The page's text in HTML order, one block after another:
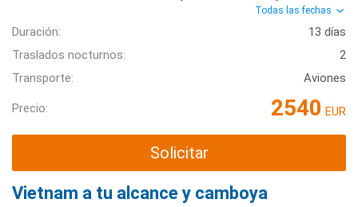
Todas las fechas
Duración:
13 días
Traslados nocturnos:
2
Transporte:
Aviones
Precio: 2540 EUR
Solicitar
Vietnam a tu alcance y camboya